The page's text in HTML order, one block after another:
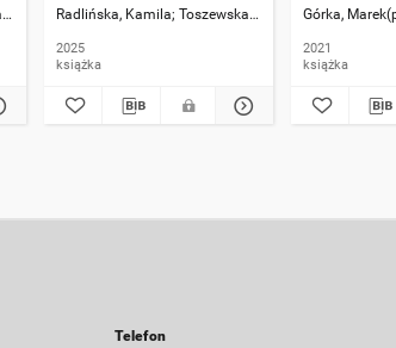
[Recenzja] Siemiątkowski, Zbigniew [Recenzja]
Radlińska, Kamila Toszewska-Czerniej, Weronika
2025
książka
Górka,
2021
książka
Telefon